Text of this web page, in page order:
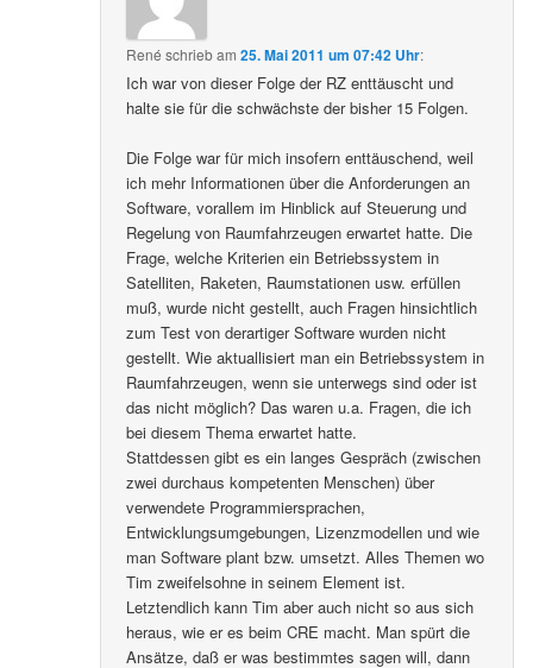
René schriebam25. Mai 2011 um 07:42 Uhr:
Ich war von dieser Folge der RZ enttäuscht und
halte sie für die schwächste der bisher 15 Folgen.
Die Folge war für mich insofern enttäuschend, weil
ich mehr Informationen über die Anforderungen an
Software, vorallem im Hinblick auf Steuerung und
Regelung von Raumfahrzeugen erwartet hatte. Die
Frage, welche Kriterien ein Betriebssystem in
Satelliten, Raketen, Raumstationen usw. erfüllen
muß, wurde nicht gestellt, auch Fragen hinsichtlich
zum Test von derartiger Software wurden nicht
gestellt. Wie aktuallisiert man ein Betriebssystem in
Raumfahrzeugen, wenn sie unterwegs sind oder ist
das nicht möglich? Das waren u.a. Fragen, die ich
bei diesem Thema erwartet hatte.
Stattdessen gibt es ein langes Gespräch (zwischen
zwei durchaus kompetenten Menschen) über
verwendete Programmiersprachen,
Entwicklungsumgebungen, Lizenzmodellen und wie
man Software plant bzw. umsetzt. Alles Themen wo
Tim zweifelsohne in seinem Element ist.
Letztendlich kann Tim aber auch nicht so aus sich
heraus, wie er es beim CRE macht. Man spürt die
Ansätze, daß er was bestimmtes sagen will, dann